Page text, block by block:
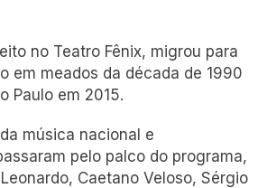
no Teatro Fênix, migrou para
em meados da década de 1990
Paulo em 2015.
música nacional e
pelo palco do programa,
Caetano Veloso, Sérgio